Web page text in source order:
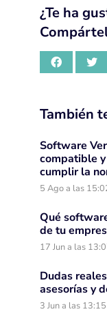
¿Te ha
También
Software
compatible
cumplir la
5 Ago a las
Qué
de tu
17 Jun a las
Dudas
asesorías y
3 Jun a las 13:15